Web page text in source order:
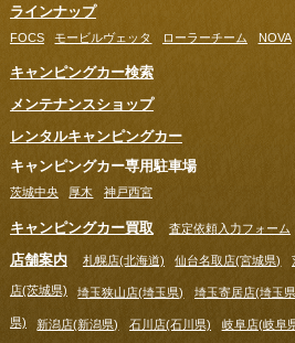
ラインナップ
FOCS モービルヴェッタ ローラーチーム NOVA
キャンピングカー検索
メンテナンスショップ
レンタルキャンピングカー
キャンピングカー専用駐車場
茨城中央 厚木 神戸西宮
キャンピングカー買取 査定依頼入力フォーム
店舗案内 札幌店(北海道) 仙台名取店(宮城県)
店(茨城県) 埼玉狭山店(埼玉県) 埼玉寄居店(埼玉
県) 新潟店(新潟県) 石川店(石川県) 岐阜店(岐阜